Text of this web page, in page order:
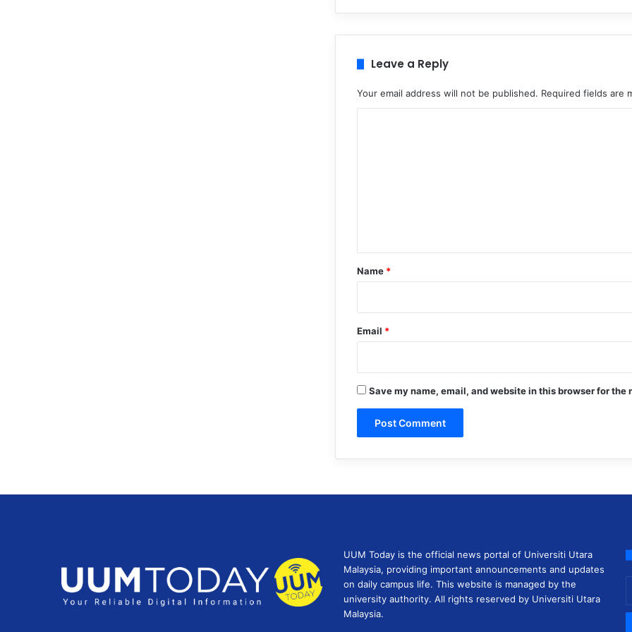
Leave a Reply
Your email address will not be published. Required fields are
*
Name *
Email *
Save my name, email, and website in this browser for the
UUM Today is the official news portal of Universiti Utara
Malaysia, providing important announcements and updates
on daily campus life. This website is managed by the
university authority. All rights reserved by Universiti Utara
Malaysia.